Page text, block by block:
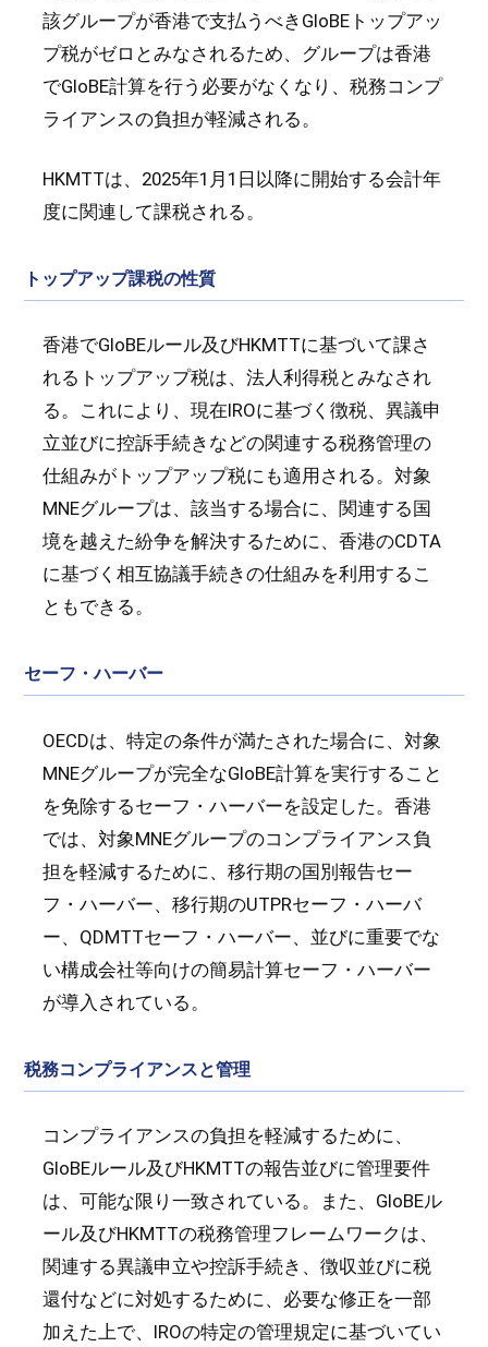
該グループが香港で支払うべきGloBEトップアッ
プ税がゼロとみなされるため、グループは香港
でGloBE計算を行う必要がなくなり、税務コンプ
ライアンスの負担が軽減される。
HKMTTは、2025年1月1日以降に開始する会計年
度に関連して課税される。
トップアップ課税の性質
香港でGloBEルール及びHKMTTに基づいて課さ
れるトップアップ税は、法人利得税とみなされ
る。これにより、現在IROに基づく徴税、異議申
立並びに控訴手続きなどの関連する税務管理の
仕組みがトップアップ税にも適用される。対象
MNEグループは、該当する場合に、関連する国
境を越えた紛争を解決するために、香港のCDTA
に基づく相互協議手続きの仕組みを利用するこ
ともできる。
セーフ・ハーバー
OECDは、特定の条件が満たされた場合に、対象
MNEグループが完全なGloBE計算を実行すること
を免除するセーフ・ハーバーを設定した。香港
では、対象MNEグループのコンプライアンス負
担を軽減するために、移行期の国別報告セー
フ・ハーバー、移行期のUTPRセーフ・ハーバ
ー、QDMTTセーフ・ハーバー、並びに重要でな
い構成会社等向けの簡易計算セーフ・ハーバー
が導入されている。
税務コンプライアンスと管理
コンプライアンスの負担を軽減するために、
GloBEルール及びHKMTTの報告並びに管理要件
は、可能な限り一致されている。また、GloBEル
ール及びHKMTTの税務管理フレームワークは、
関連する異議申立や控訴手続き、徴収並びに税
還付などに対処するために、必要な修正を一部
加えた上で、IROの特定の管理規定に基づいてい